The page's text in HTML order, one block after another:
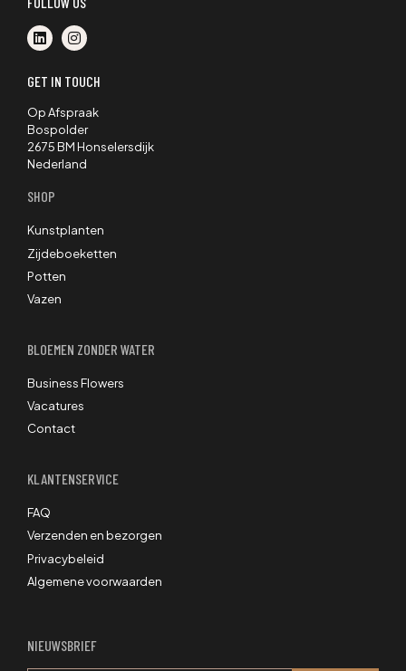
GET IN TOUCH
Op Afspraak
Bospolder
2675 BM Honselersdijk
Nederland
SHOP
Kunstplanten
Zijdeboeketten
Potten
Vazen
BLOEMEN ZONDER WATER
Business Flowers
Vacatures
Contact
KLANTENSERVICE
FAQ
Verzenden en bezorgen
Privacybeleid
Algemene voorwaarden
NIEUWSBRIEF